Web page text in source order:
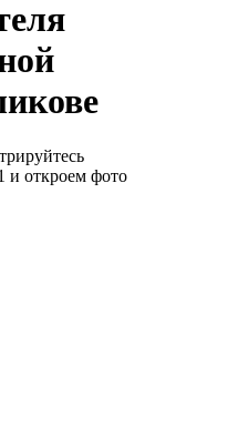
и откроем фото